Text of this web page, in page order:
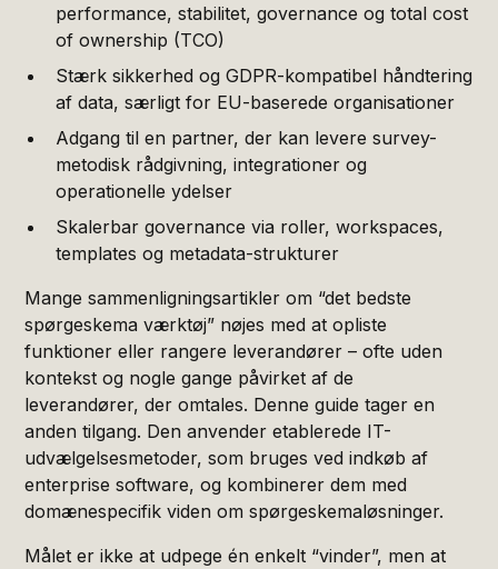
performance, stabilitet, governance og total cost
of ownership (TCO)
Stærk sikkerhed og GDPR-kompatibel håndtering
af data, særligt for EU-baserede organisationer
Adgang til en partner, der kan levere survey-
metodisk rådgivning, integrationer og
operationelle ydelser
Skalerbar governance via roller, workspaces,
templates og metadata-strukturer
Mange sammenligningsartikler om “det bedste
spørgeskema værktøj” nøjes med at opliste
funktioner eller rangere leverandører – ofte uden
kontekst og nogle gange påvirket af de
leverandører, der omtales. Denne guide tager en
anden tilgang. Den anvender etablerede IT-
udvælgelsesmetoder, som bruges ved indkøb af
enterprise software, og kombinerer dem med
domænespecifik viden om spørgeskemaløsninger.
Målet er ikke at udpege én enkelt “vinder”, men at